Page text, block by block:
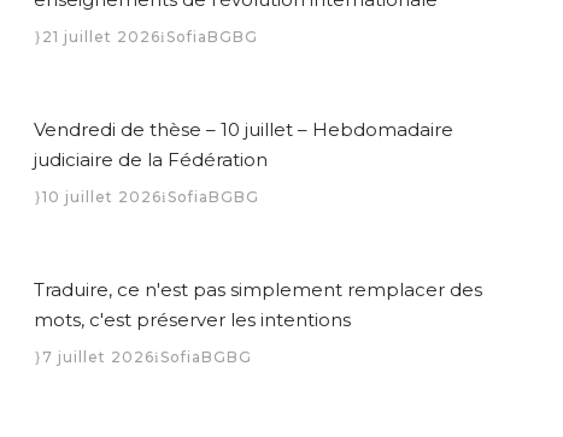
21 juillet 2026 SofiaBGBG
Vendredi de thèse – 10 juillet – Hebdomadaire
judiciaire de la Fédération
10 juillet 2026 SofiaBGBG
Traduire, ce n'est pas simplement remplacer des
mots, c'est préserver les intentions
7 juillet 2026 SofiaBGBG